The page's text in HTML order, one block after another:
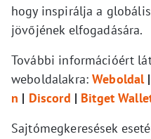
hogy inspirálja a
jövőjének elfogadására.
További információért
weboldalakra:Weboldal|
n | Discord | Bitget
Sajtómegkeresések